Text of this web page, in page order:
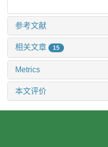
参考文献
相关文章 15
Metrics
本文评价